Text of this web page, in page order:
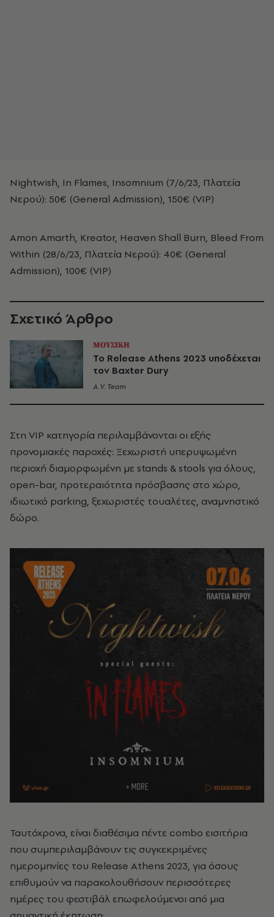
Nightwish, In Flames, Insomnium (7/6/23, Πλατεία
Νερού): 50€ (General Admission), 150€ (VIP)
Amon Amarth, Kreator, Heaven Shall Burn, Bleed From
Within (28/6/23, Πλατεία Νερού): 40€ (General
Admission), 100€ (VIP)
Σχετικό Άρθρο
ΜΟΥΣΙΚΗ
Το Release Athens 2023 υποδέχεται
τον Baxter Dury
A.V. Team
Στη VIP κατηγορία περιλαμβάνονται οι εξής
προνομιακές παροχές: Ξεχωριστή υπερυψωμένη
περιοχή διαμορφωμένη με stands & stools για όλους,
οpen-bar, προτεραιότητα πρόσβασης στο χώρο,
ιδιωτικό parking, ξεχωριστές τουαλέτες, αναμνηστικό
δώρο.
Ταυτόχρονα, είναι διαθέσιμα πέντε combo εισιτήρια
που συμπεριλαμβάνουν τις συγκεκριμένες
ημερομηνίες του Release Athens 2023, για όσους
επιθυμούν να παρακολουθήσουν περισσότερες
ημέρες του φεστιβάλ επωφελούμενοι από μια